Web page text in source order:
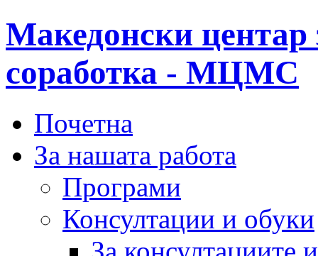
Македонски центар
соработка - МЦМС
Почетна
За нашата работа
Програми
Консултации и обуки